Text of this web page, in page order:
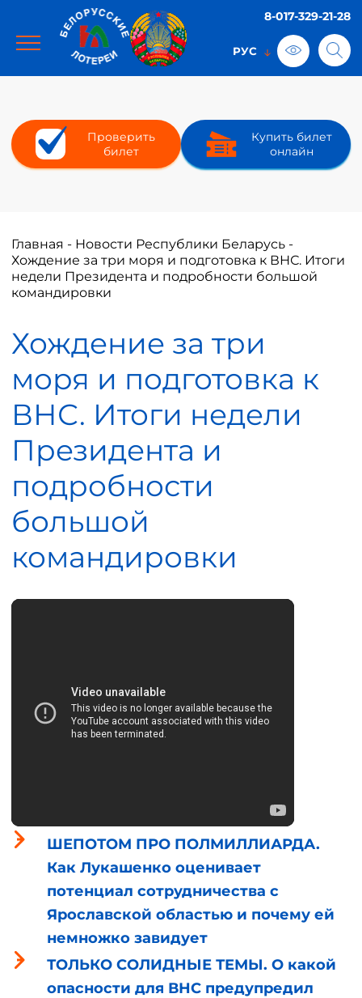
8-017-329-21-28
Проверить
билет
Купить билет
онлайн
Главная - Новости Республики Беларусь -
Хождение за три моря и подготовка к ВНС. Итоги
недели Президента и подробности большой
командировки
Хождение за три
моря и подготовка к
ВНС. Итоги недели
Президента и
подробности
большой
командировки
ШЕПОТОМ ПРО ПОЛМИЛЛИАРДА.
Как Лукашенко оценивает
потенциал сотрудничества с
Ярославской областью и почему ей
немножко завидует
ТОЛЬКО СОЛИДНЫЕ ТЕМЫ. О какой
опасности для ВНС предупредил